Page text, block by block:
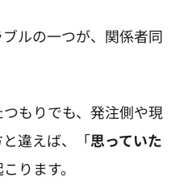
ルの一つが、関係者同
もりでも、発注側や現
違えば、「思っていた
ります。